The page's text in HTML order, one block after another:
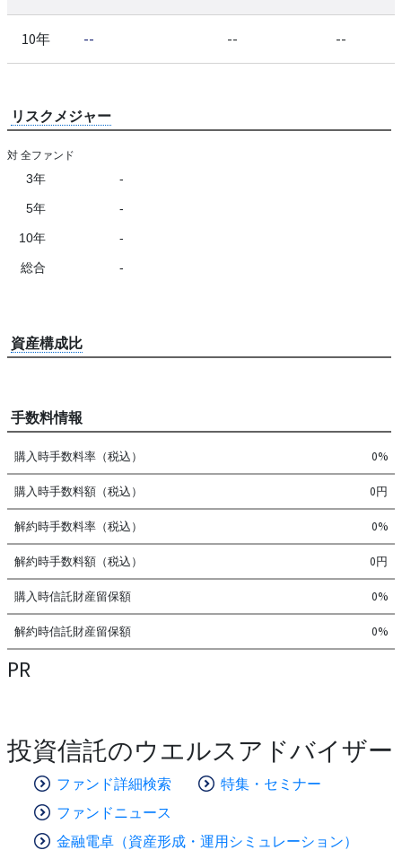
10年 -- -- --
リスクメジャー
対 全ファンド
3年 -
5年 -
10年 -
総合 -
資産構成比
手数料情報
購入時手数料率（税込） 0%
購入時手数料額（税込） 0円
解約時手数料率（税込） 0%
解約時手数料額（税込） 0円
購入時信託財産留保額 0%
解約時信託財産留保額 0%
PR
投資信託のウエルスアドバイザー
ファンド詳細検索
特集・セミナー
ファンドニュース
金融電卓（資産形成・運用シミュレーション）